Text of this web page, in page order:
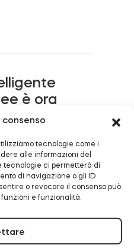
consenso
tecnologie come i
alle informazioni del
tecnologie ci permetterà di
di navigazione o gli ID
o revocare il consenso può
e funzionalità.
BleBox
è ora
con